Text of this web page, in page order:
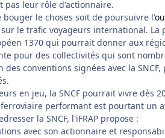
pas leur rôle d'actionnaire.
le choses soit de poursuivre l'
le trafic voyageurs international. La
1370 qui pourrait donner aux
pour des collectivités qui sont
conventions signées avec la
en jeu, la SNCF pourrait vivre dès
performant est pourtant un
la SNCF, l'iFRAP propose :
avec son actionnaire et